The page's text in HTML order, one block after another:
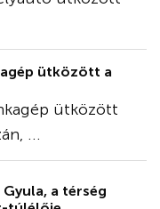
ütközött a
ütközött
...
a térség